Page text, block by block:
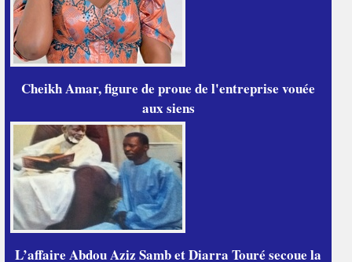
Cheikh Amar, figure de proue de l'entreprise vouée
aux siens
L’affaire Abdou Aziz Samb et Diarra Touré secoue la